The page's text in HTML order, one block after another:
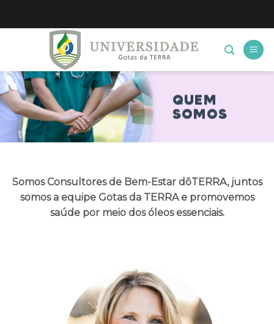
QUEM
SOMOS
Somos Consultores de Bem-Estar dōTERRA, juntos
somos a equipe Gotas da TERRA e promovemos
saúde por meio dos óleos essenciais.